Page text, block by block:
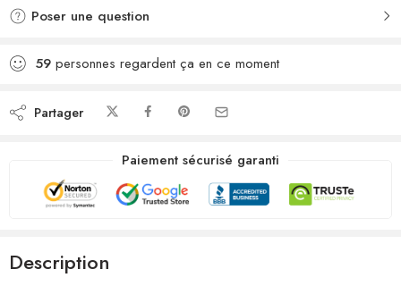
Poser une question
59 personnes regardent ça en ce moment
Partager
Paiement sécurisé garanti
Description